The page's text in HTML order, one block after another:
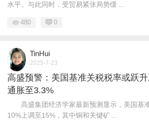
水平。与此同时，受贸易紧张局势缓 ...
480 0
TinHui
2025-7-23
高盛预警：美国基准关税税率或跃
通胀至3.3%
高盛集团经济学家最新预测显示，美国基准
10%上调至15%，其中铜和关键矿 ...